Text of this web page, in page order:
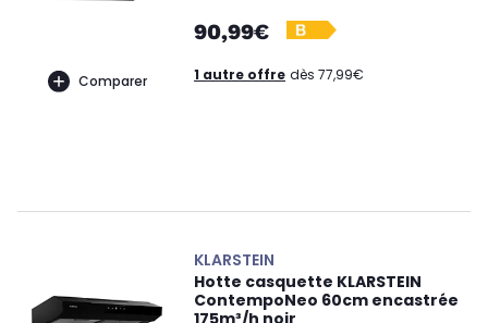
Comparer
90,99€
1 autre offre dès 77,99€
KLARSTEIN
Hotte casquette KLARSTEIN
ContempoNeo 60cm encastrée